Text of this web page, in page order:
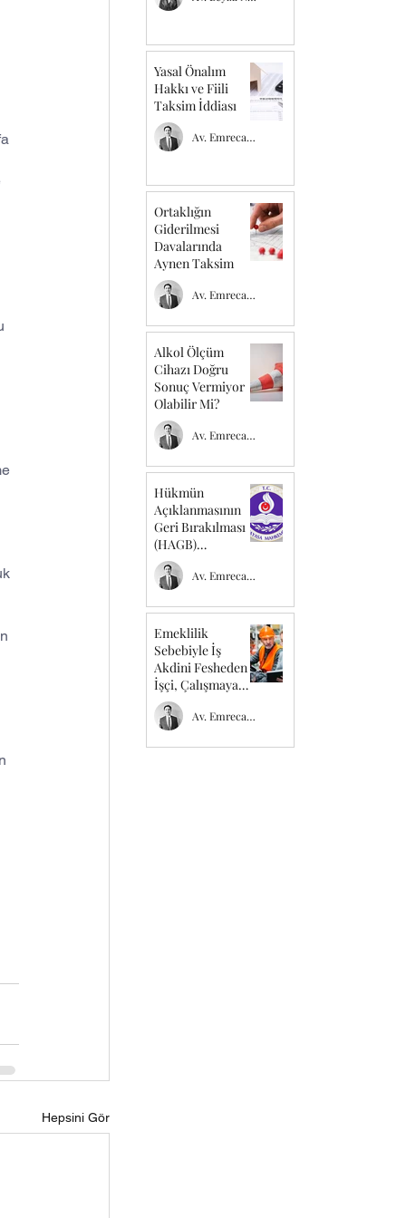
Hepsini Gör
Yasal Önalım
Hakkı ve Fiili
Taksim İddiası
Av. Emrecan TEMEL
Ortaklığın
Giderilmesi
Davalarında
Aynen Taksim
Av. Emrecan TEMEL
Alkol Ölçüm
Cihazı Doğru
Sonuç Vermiyor
Olabilir Mi?
Av. Emrecan TEMEL
Hükmün
Açıklanmasının
Geri Bırakılması
(HAGB)
Kurumunu
Düzenleyen
Kuralın İptali
Av. Emrecan TEMEL
Emeklilik
Sebebiyle İş
Akdini Fesheden
İşçi, Çalışmaya
Devam Etse Dahi
Kıdem Tazminatı
Hak Eder Mi ?
Av. Emrecan TEMEL